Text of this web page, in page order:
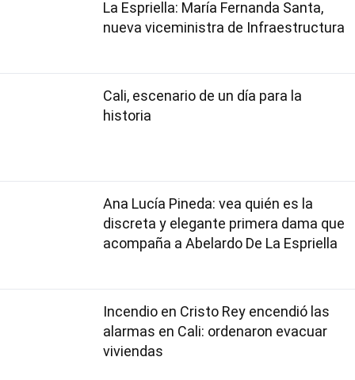
La Espriella: María Fernanda Santa,
nueva viceministra de Infraestructura
Cali, escenario de un día para la
historia
Ana Lucía Pineda: vea quién es la
discreta y elegante primera dama que
acompaña a Abelardo De La Espriella
Incendio en Cristo Rey encendió las
alarmas en Cali: ordenaron evacuar
viviendas